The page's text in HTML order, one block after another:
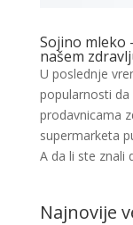
Sojino mleko
našem
U poslednje
popularnosti
prodavnicama
supermarketa
A da li ste znali
Najnovije